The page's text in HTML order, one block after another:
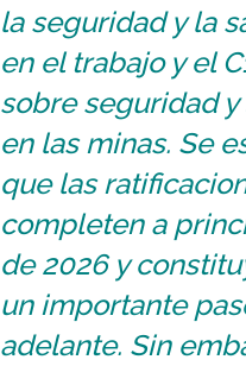
la seguridad y la
en el trabajo y el
sobre seguridad y
en las minas. Se
que las
completen a
de 2026 y
un importante
adelante. Sin